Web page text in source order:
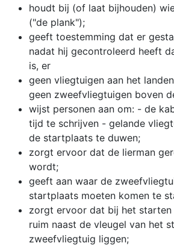
houdt bij (of laat bijhouden)
("de plank");
geeft toestemming dat er
nadat hij gecontroleerd heeft
is, er
geen vliegtuigen aan het
geen zweefvliegtuigen boven
wijst personen aan om: - de
tijd te schrijven - gelande
de startplaats te duwen;
zorgt ervoor dat de lierman
wordt;
geeft aan waar de
startplaats moeten komen te
zorgt ervoor dat bij het starten
ruim naast de vleugel van het
zweefvliegtuig liggen;